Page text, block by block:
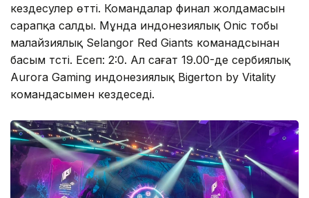
кездесулер өтті. Командалар финал жолдамасын
сарапқа салды. Мұнда индонезиялық Onic тобы
малайзиялық Selangor Red Giants команадсынан
басым түсті. Есеп: 2:0. Ал сағат 19.00-де сербиялық
Aurora Gaming индонезиялық Bigerton by Vitality
командасымен кездеседі.